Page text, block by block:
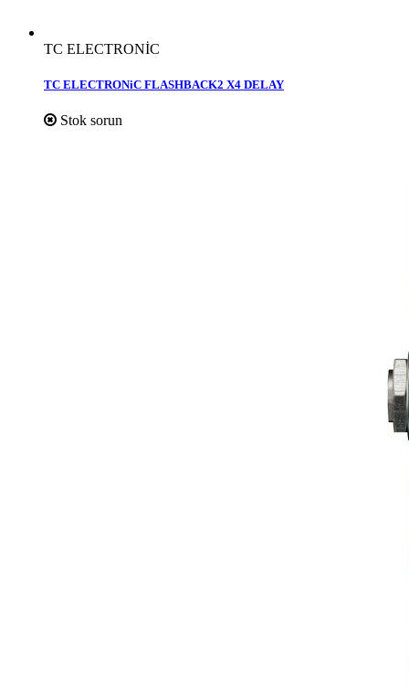
TC ELECTRONİC
TC ELECTRONiC FLASHBACK2 X4 DELAY
Stok sorun